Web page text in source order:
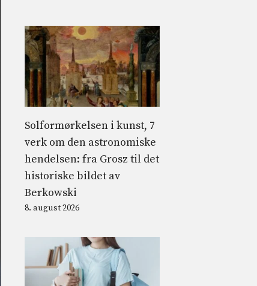
Solformørkelsen i kunst, 7
verk om den astronomiske
hendelsen: fra Grosz til det
historiske bildet av
Berkowski
8. august 2026